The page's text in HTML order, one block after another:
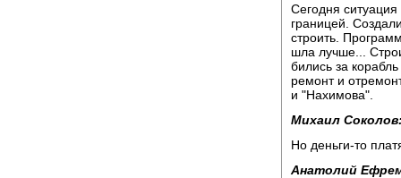
Сегодня
границей.
строить.
шла лучше...
бились за
ремонт и
и "Нахимова".
Михаил
Но деньги-то
Анатолий